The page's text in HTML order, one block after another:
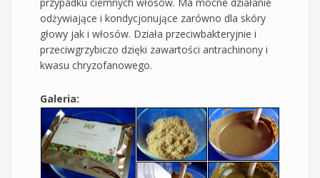
odżywiające i kondycjonujące zarówno dla skóry
głowy jak i włosów. Działa przeciwbakteryjnie i
przeciwgrzybiczo dzięki zawartości antrachinony i
kwasu chryzofanowego.
Galeria: